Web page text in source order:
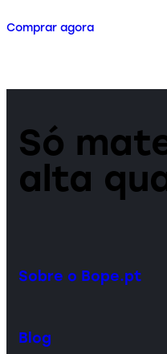
Comprar agora
Só
alta
Sobre o Bope.pt
Blog